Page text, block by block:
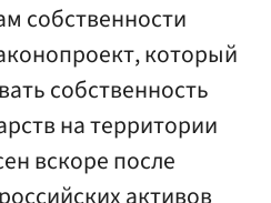
собственности
который
собственность
на территории
вскоре после